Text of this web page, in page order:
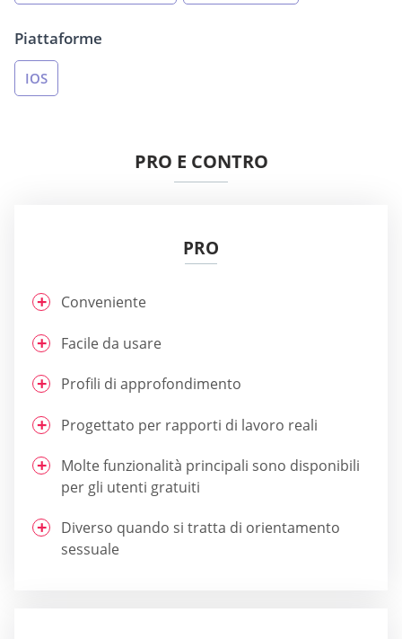
Piattaforme
IOS
PRO E CONTRO
PRO
Conveniente
Facile da usare
Profili di approfondimento
Progettato per rapporti di lavoro reali
Molte funzionalità principali sono disponibili
per gli utenti gratuiti
Diverso quando si tratta di orientamento
sessuale